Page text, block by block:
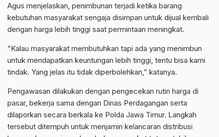
Agus menjelaskan, penimbunan terjadi ketika barang
kebutuhan masyarakat sengaja disimpan untuk dijual kembali
dengan harga lebih tinggi saat permintaan meningkat.
“Kalau masyarakat membutuhkan tapi ada yang menimbun
untuk mendapatkan keuntungan lebih tinggi, tentu bisa kami
tindak. Yang jelas itu tidak diperbolehkan,” katanya.
Pengawasan dilakukan dengan pengecekan rutin harga di
pasar, bekerja sama dengan Dinas Perdagangan serta
dilaporkan secara berkala ke Polda Jawa Timur. Langkah
tersebut ditempuh untuk menjamin kelancaran distribusi